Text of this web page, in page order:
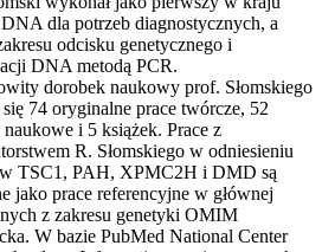
dla potrzeb diagnostycznych, a
odcisku genetycznego i
DNA metodą PCR.
dorobek naukowy prof. Słomskiego
się 74 oryginalne prace twórcze, 52
naukowe i 5 książek. Prace z
R. Słomskiego w odniesieniu
TSC1, PAH, XPMC2H i DMD są
jako prace referencyjne w głównej
z zakresu genetyki OMIM
W bazie PubMed National Center